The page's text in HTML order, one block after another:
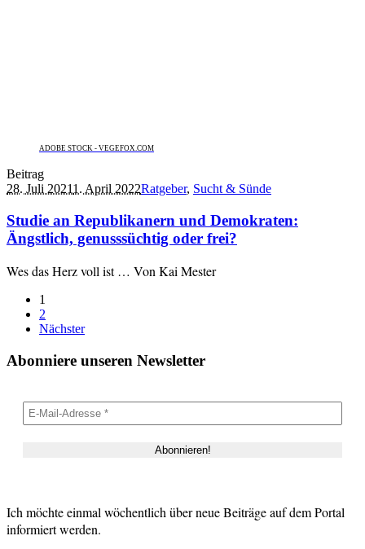
ADOBE STOCK - VEGEFOX.COM
Beitrag
28. Juli 20211. April 2022Ratgeber, Sucht & Sünde
Studie an Republikanern und Demokraten:
Ängstlich, genusssüchtig oder frei?
Wes das Herz voll ist … Von Kai Mester
1
2
Nächster
Abonniere unseren Newsletter
Ich möchte einmal wöchentlich über neue Beiträge auf dem Portal
informiert werden.